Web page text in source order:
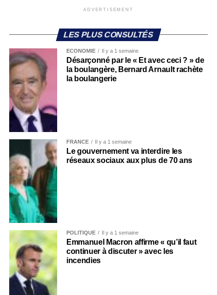
ADVERTISEMENT
LES PLUS CONSULTÉS
ECONOMIE Il y a 1 semaine
Désarçonné par le « Et avec ceci ? » de
la boulangère, Bernard Arnault rachète
la boulangerie
FRANCE Il y a 1 semaine
Le gouvernement va interdire les
réseaux sociaux aux plus de 70 ans
POLITIQUE Il y a 1 semaine
Emmanuel Macron affirme « qu’il faut
continuer à discuter » avec les
incendies